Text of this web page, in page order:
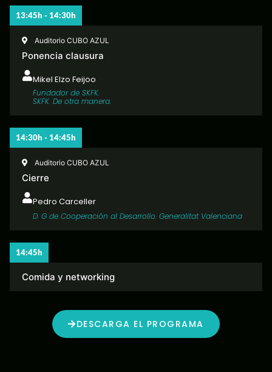
13:45h - 14:30h
Auditorio CUBO AZUL
Ponencia clausura
Mikel Elzo Feijoo
Fundador de SKFK.
SKFK. De otra manera.
14:30h - 14:45h
Auditorio CUBO AZUL
Cierre
Pedro Carceller
D. G de Cooperación al Desarrollo. Generalitat Valenciana
14:45h
Comida y networking
DESCARGA EL PROGRAMA